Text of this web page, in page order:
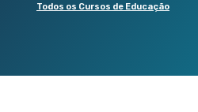
Todos os Cursos de Educação